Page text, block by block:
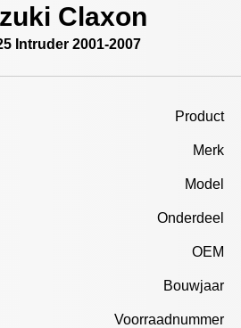
Claxon
Intruder 2001-2007
Product
Merk
Model
Onderdeel
OEM
Bouwjaar
Voorraadnummer